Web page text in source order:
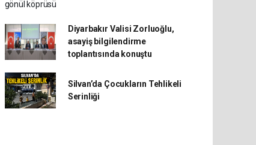
Diyarbakır Valisi Zorluoğlu,
asayiş bilgilendirme
toplantısında konuştu
Silvan’da Çocukların Tehlikeli
Serinliği